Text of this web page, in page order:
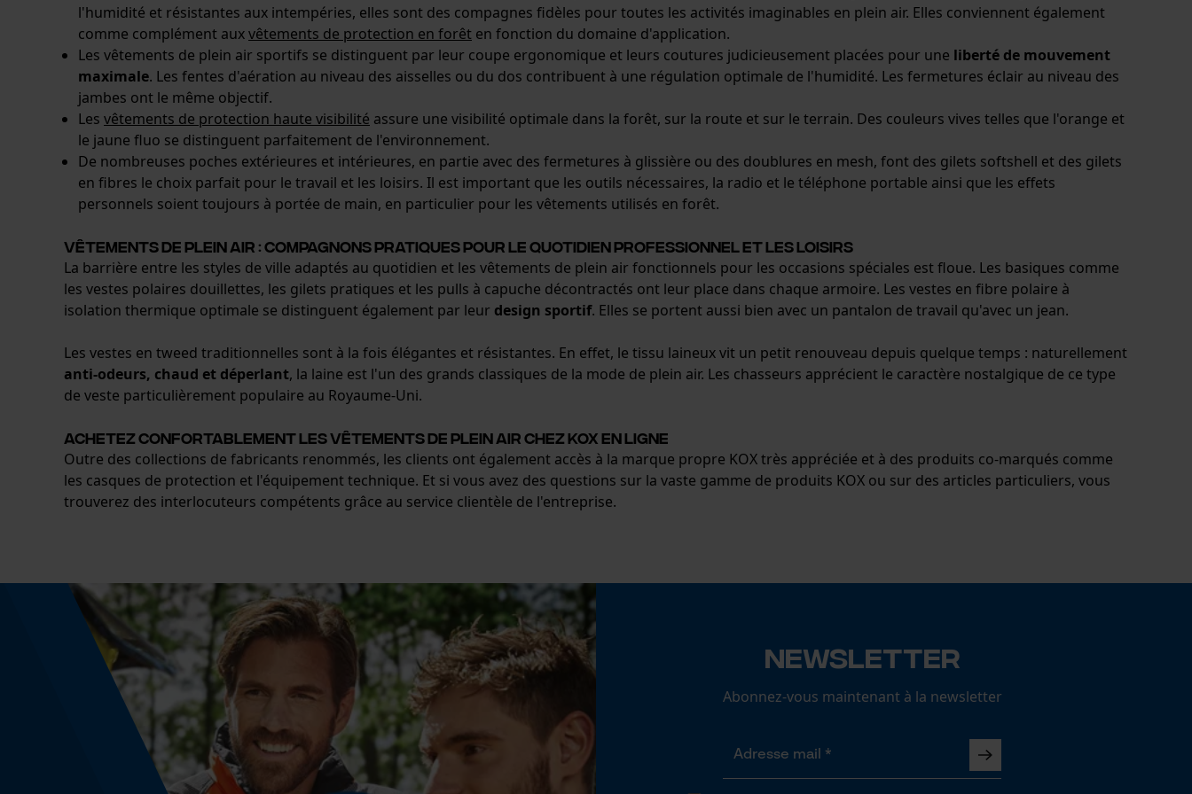
l'humidité et résistantes aux intempéries, elles sont des compagnes fidèles pour toutes les activités imaginables en plein air. Elles conviennent également
comme complément auxvêtements de protection en forêt en fonction du domaine d'application.
Les vêtements de plein air sportifs se distinguent par leur coupe ergonomique et leurs coutures judicieusement placées pour une liberté de mouvement
maximale. Les fentes d'aération au niveau des aisselles ou du dos contribuent à une régulation optimale de l'humidité. Les fermetures éclair au niveau des
jambes ont le même objectif.
Les vêtements de protection haute visibilité assure une visibilité optimale dans la forêt, sur la route et sur le terrain. Des couleurs vives telles que l'orange et
le jaune fluo se distinguent parfaitement de l'environnement.
De nombreuses poches extérieures et intérieures, en partie avec des fermetures à glissière ou des doublures en mesh, font des gilets softshell et des gilets
en fibres le choix parfait pour le travail et les loisirs. Il est important que les outils nécessaires, la radio et le téléphone portable ainsi que les effets
personnels soient toujours à portée de main, en particulier pour les vêtements utilisés en forêt.
Vêtements de plein air : compagnons pratiques pour le quotidien professionnel et les loisirs
La barrière entre les styles de ville adaptés au quotidien et les vêtements de plein air fonctionnels pour les occasions spéciales est floue. Les basiques comme
les vestes polaires douillettes, les gilets pratiques et les pulls à capuche décontractés ont leur place dans chaque armoire. Les vestes en fibre polaire à
isolation thermique optimale se distinguent également par leur design sportif. Elles se portent aussi bien avec un pantalon de travail qu'avec un jean.
Les vestes en tweed traditionnelles sont à la fois élégantes et résistantes. En effet, le tissu laineux vit un petit renouveau depuis quelque temps : naturellement
anti-odeurs, chaud et déperlant, la laine est l'un des grands classiques de la mode de plein air. Les chasseurs apprécient le caractère nostalgique de ce type
de veste particulièrement populaire au Royaume-Uni.
Achetez confortablement les vêtements de plein air chez KOX en ligne
Outre des collections de fabricants renommés, les clients ont également accès à la marque propre KOX très appréciée et à des produits co-marqués comme
les casques de protection et l'équipement technique. Et si vous avez des questions sur la vaste gamme de produits KOX ou sur des articles particuliers, vous
trouverez des interlocuteurs compétents grâce au service clientèle de l'entreprise.
Newsletter
Abonnez-vous maintenant à la newsletter
Vérifier linstallation de cookies
ID de session
traitement des données
Cookies statistiques
Econda Analytics
Mouseflow Web Analytics Tool
Fact-Finder Tracking
Cookies de performance et de
fonctionnalité
Panier sauvegardé
Salutation personnelle
Géo-IP et détection des utilisateurs
Google Maps
Prise de contact par chat